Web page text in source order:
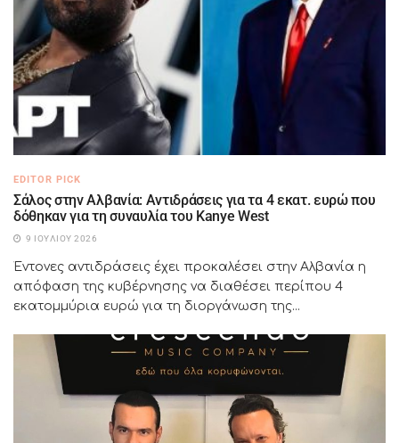
EDITOR PICK
Σάλος στην Αλβανία: Αντιδράσεις για τα 4 εκατ. ευρώ που
δόθηκαν για τη συναυλία του Kanye West
9 ΙΟΥΛΊΟΥ 2026
Έντονες αντιδράσεις έχει προκαλέσει στην Αλβανία η
απόφαση της κυβέρνησης να διαθέσει περίπου 4
εκατομμύρια ευρώ για τη διοργάνωση της...